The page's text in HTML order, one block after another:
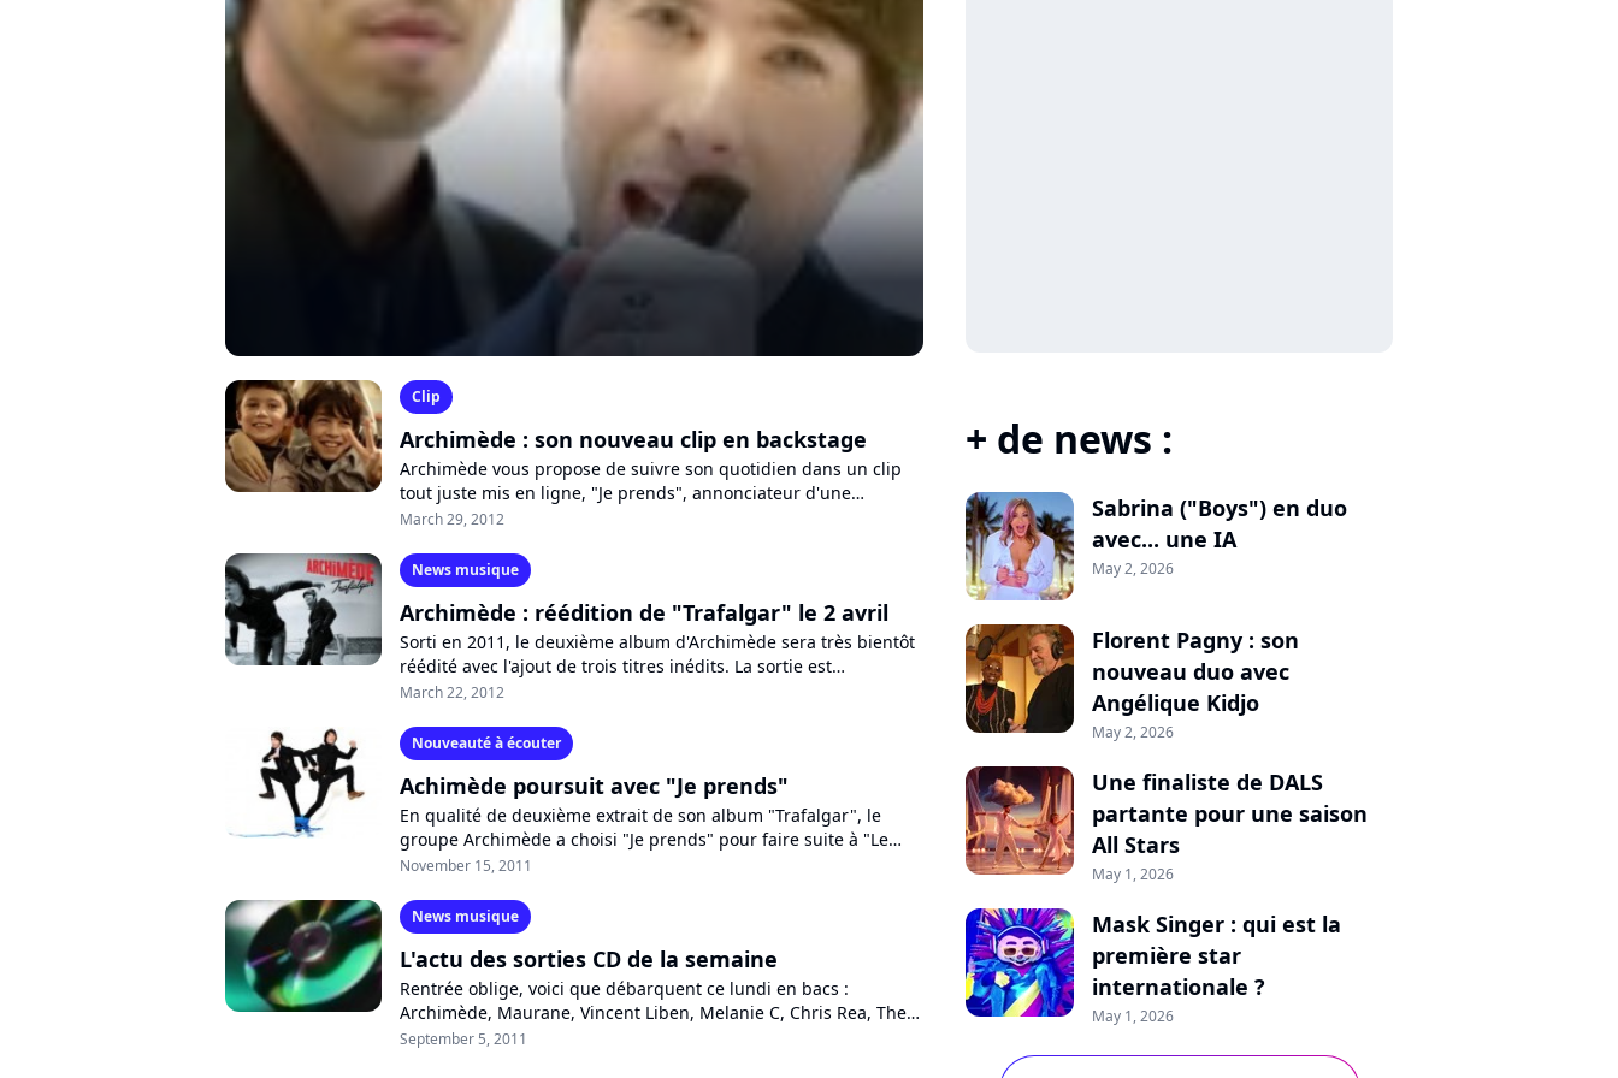
Clip
Archimède : son nouveau clip en backstage
Archimède vous propose de suivre son quotidien dans un clip
tout juste mis en ligne, "Je prends", annonciateur d'une
première réédition de l'album "Trafalgar",...
March 29, 2012
News musique
Archimède : réédition de "Trafalgar" le 2 avril
Sorti en 2011, le deuxième album d'Archimède sera très bientôt
réédité avec l'ajout de trois titres inédits. La sortie est
programmée le 2 avril, en plein...
March 22, 2012
Nouveauté à écouter
Achimède poursuit avec "Je prends"
En qualité de deuxième extrait de son album "Trafalgar", le
groupe Archimède a choisi "Je prends" pour faire suite à "Le
bonheur". Deux titres qu'ils...
November 15, 2011
News musique
L'actu des sorties CD de la semaine
Rentrée oblige, voici que débarquent ce lundi en bacs :
Archimède, Maurane, Vincent Liben, Melanie C, Chris Rea, The
Chase, Charlotte Gainsbourg, Desireless,...
September 5, 2011
+ de news :
Sabrina ("Boys") en duo
avec... une IA
May 2, 2026
Florent Pagny : son
nouveau duo avec
Angélique Kidjo
May 2, 2026
Une finaliste de DALS
partante pour une saison
All Stars
May 1, 2026
Mask Singer : qui est la
première star
internationale ?
May 1, 2026